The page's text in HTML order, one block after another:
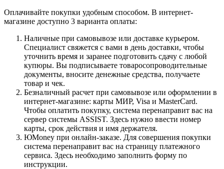
Оплачивайте покупки удобным способом. В интернет-
магазине доступно 3 варианта оплаты:
Наличные при самовывозе или доставке курьером.
Специалист свяжется с вами в день доставки, чтобы
уточнить время и заранее подготовить сдачу с любой
купюры. Вы подписываете товаросопроводительные
документы, вносите денежные средства, получаете
товар и чек.
Безналичный расчет при самовывозе или оформлении в
интернет-магазине: карты МИР, Visa и MasterCard.
Чтобы оплатить покупку, система перенаправит вас на
сервер системы ASSIST. Здесь нужно ввести номер
карты, срок действия и имя держателя.
ЮMoney при онлайн-заказе. Для совершения покупки
система перенаправит вас на страницу платежного
сервиса. Здесь необходимо заполнить форму по
инструкции.